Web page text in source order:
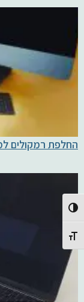
Toggle High Contrast
Toggle Font size
החלפת רמקולים